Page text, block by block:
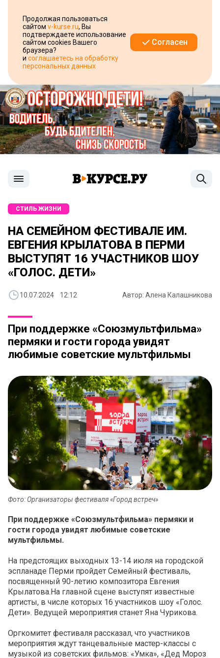
Продолжая пользоваться
сайтом v-kurse.ru, Вы
подтверждаете использование
сайтом cookies Вашего
браузера?
и соглашаетесь на обработку
персональных данных
Согласен
СТИЛЬ ЖИЗНИ
НА СЕМЕЙНОМ ФЕСТИВАЛЕ ИМ.
ЕВГЕНИЯ КРЫЛАТОВА В ПЕРМИ
ВЫСТУПЯТ 16 УЧАСТНИКОВ ШОУ
«ГОЛОС. ДЕТИ»
10.07.2024 12:12 Автор: Алена Калашникова
При поддержке «Союзмультфильма»
пермяки и гости города увидят
любимые советские мультфильмы
Фото: Организаторы фестиваля «Город встреч»
При поддержке «Союзмультфильма» пермяки и
гости города увидят любимые советские
мультфильмы.
На предстоящих выходных 13-14 июля на городской
эспланаде Перми пройдет Семейный фестиваль,
посвященный 90-летию композитора Евгения
Крылатова.На главной сцене выступят известные
артисты, в числе которых 16 участников шоу «Голос.
Дети». Ведущей мероприятия станет Яна Чурикова.
Оргкомитет фестиваля рассказал, что участников
мероприятия ждут танцевальные мастер-классы с
музыкой из советских фильмов: «Умка», «Дед Мороз